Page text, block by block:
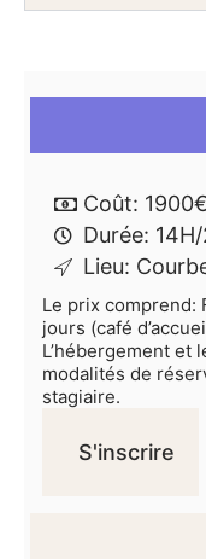
Coût:
Durée:
Lieu:
Le prix comprend:
jours (café
L’hébergement et
modalités de
stagiaire.
S'inscrire